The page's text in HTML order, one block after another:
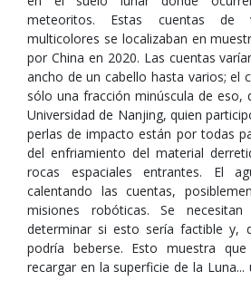
meteoritos. Estas cuentas de
multicolores se localizaban en
por China en 2020. Las cuentas
ancho de un cabello hasta varios; el
sólo una fracción minúscula de eso,
Universidad de Nanjing, quien
perlas de impacto están por todas
del enfriamiento del material
rocas espaciales entrantes. El
calentando las cuentas,
misiones robóticas. Se
determinar si esto sería factible y,
podría beberse. Esto muestra
recargar en la superficie de la